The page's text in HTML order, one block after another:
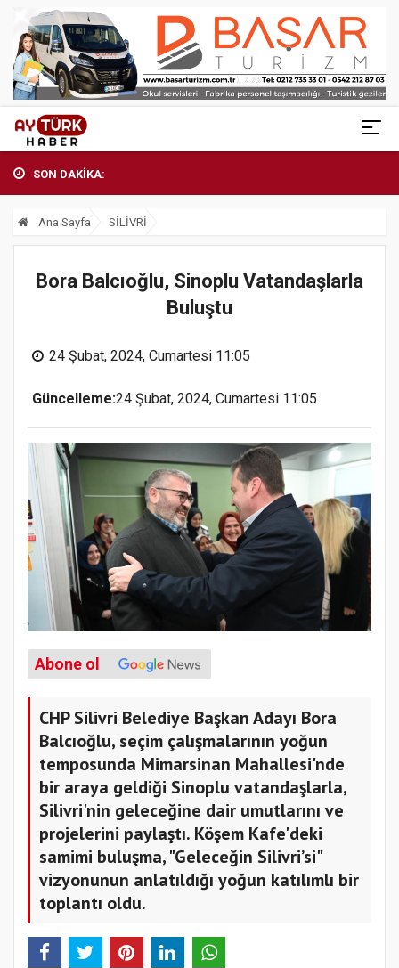
SON DAKİKA:
Ana Sayfa SİLİVRİ
Bora Balcıoğlu, Sinoplu Vatandaşlarla
Buluştu
24 Şubat, 2024, Cumartesi 11:05
Güncelleme:24 Şubat, 2024, Cumartesi 11:05
Abone ol
CHP Silivri Belediye Başkan Adayı Bora
Balcıoğlu, seçim çalışmalarının yoğun
temposunda Mimarsinan Mahallesi'nde
bir araya geldiği Sinoplu vatandaşlarla,
Silivri'nin geleceğine dair umutlarını ve
projelerini paylaştı. Köşem Kafe'deki
samimi buluşma, "Geleceğin Silivri’si"
vizyonunun anlatıldığı yoğun katılımlı bir
toplantı oldu.